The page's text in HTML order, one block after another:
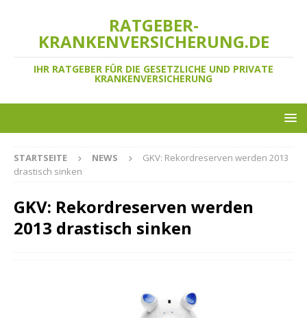
RATGEBER-
KRANKENVERSICHERUNG.DE
IHR RATGEBER FÜR DIE GESETZLICHE UND PRIVATE
KRANKENVERSICHERUNG
STARTSEITE NEWS
GKV: Rekordreserven werden 2013
drastisch sinken
GKV: Rekordreserven werden
2013 drastisch sinken